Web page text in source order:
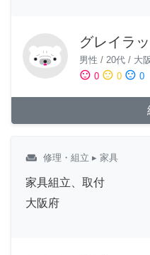
グレイラ
男性 / 20代 / 大
sentiment_satisfied 0 sentiment_neutral 0 sentiment_dissatisfied 0
weekend 修理・組立 ▸ 家具
家具組立、取付
大阪府